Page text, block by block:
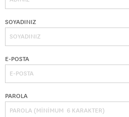
SOYADINIZ
E-POSTA
PAROLA